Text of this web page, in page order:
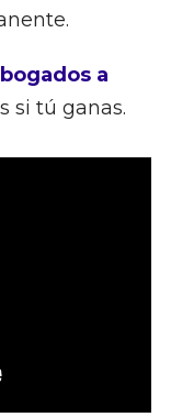
a
si tú ganas.